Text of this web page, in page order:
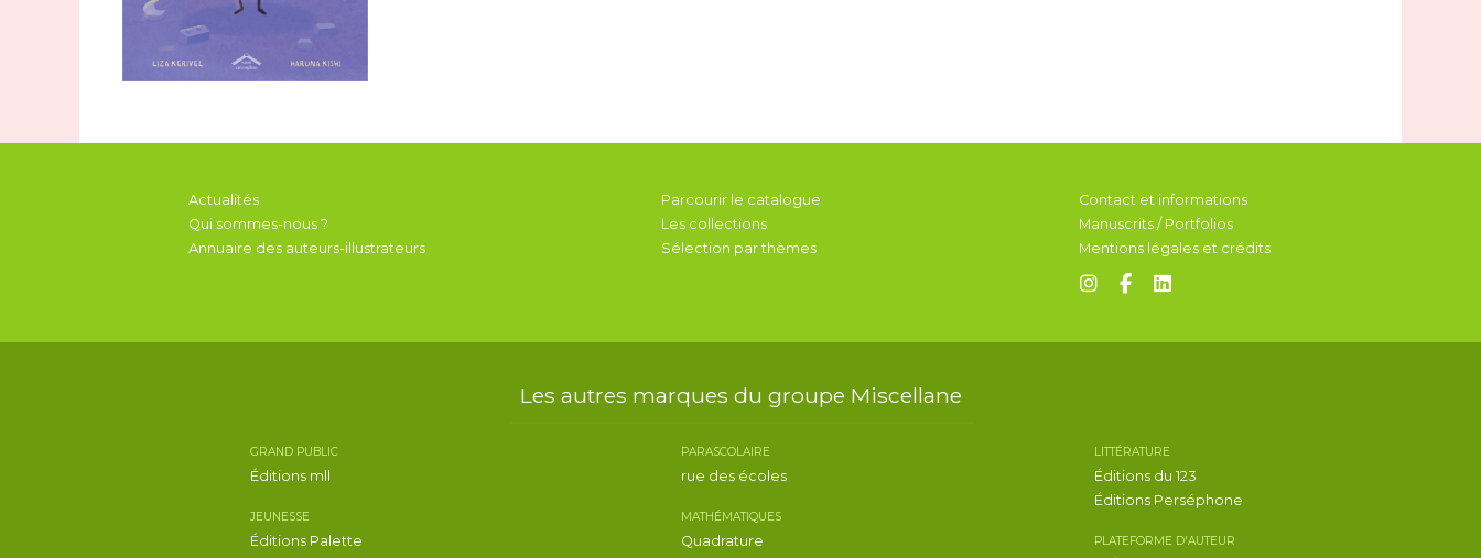
Actualités
Qui sommes-nous ?
Annuaire des auteurs-illustrateurs
Parcourir le catalogue
Les collections
Sélection par thèmes
Contact et informations
Manuscrits / Portfolios
Mentions légales et crédits
Les autres marques du groupe Miscellane
GRAND PUBLIC
Éditions mll
JEUNESSE
Éditions Palette
PARASCOLAIRE
rue des écoles
MATHÉMATIQUES
Quadrature
LITTÉRATURE
Éditions du 123
Éditions Perséphone
PLATEFORME D'AUTEUR